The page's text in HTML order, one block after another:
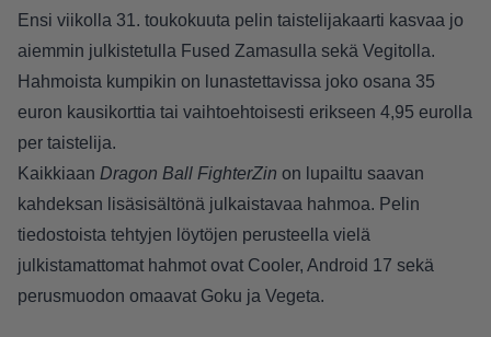
Ensi viikolla 31. toukokuuta pelin taistelijakaarti kasvaa jo
aiemmin julkistetulla Fused Zamasulla sekä Vegitolla.
Hahmoista kumpikin on lunastettavissa joko osana 35
euron kausikorttia tai vaihtoehtoisesti erikseen 4,95 eurolla
per taistelija.
Kaikkiaan Dragon Ball FighterZin on lupailtu saavan
kahdeksan lisäsisältönä julkaistavaa hahmoa. Pelin
tiedostoista tehtyjen löytöjen perusteella vielä
julkistamattomat hahmot ovat Cooler, Android 17 sekä
perusmuodon omaavat Goku ja Vegeta.